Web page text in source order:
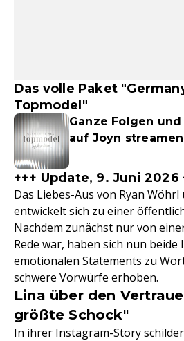
Das volle Paket
Topmodel"
Ganze Folgen
auf Joyn
+++ Update, 9. Juni 2026
Das Liebes-Aus von Ryan
entwickelt sich zu einer
Nachdem zunächst nur von
Rede war, haben sich nun
emotionalen Statements zu
schwere Vorwürfe erhoben.
Lina über den
größte Schock"
In ihrer Instagram-Story